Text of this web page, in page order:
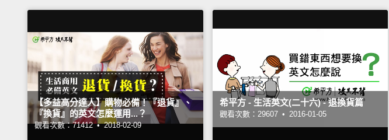
【多益高分達人】購物必備！『退貨』、
『換貨』的英文怎麼運用...？
觀看次數：71412 • 2018-02-09
希平方 - 生活英文(二十六) - 退換貨篇
觀看次數：29607 • 2016-01-05